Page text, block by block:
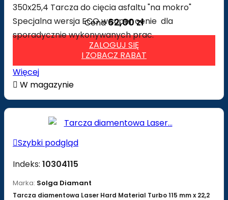
350x25,4 Tarcza do cięcia asfaltu "na mokro"
Specjalna wersja ECO w super cenie dla
sporadycznie wykonywanych prac.
Cena 62,00 zł
ZALOGUJ SIĘ
I ZOBACZ RABAT
Więcej
 W magazynie
Szybki podgląd
Indeks: 10304115
Marka: Solga Diamant
Tarcza diamentowa Laser Hard Material Turbo 115 mm x 22,2